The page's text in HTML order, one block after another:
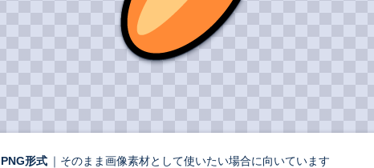
PNG形式 ｜そのまま画像素材として使いたい場合に向いています